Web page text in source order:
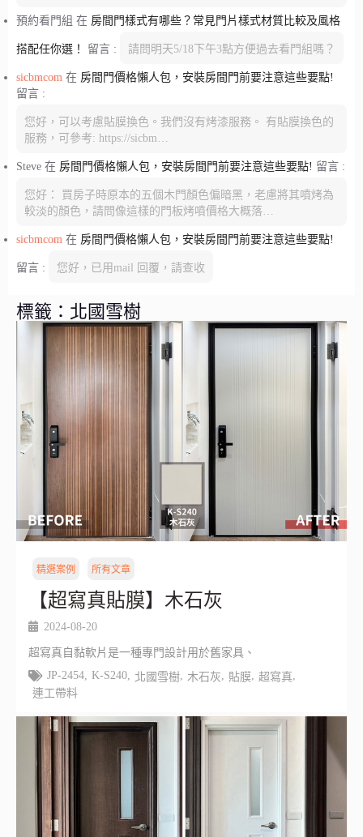
預約看門組 在 房間門樣式有哪些？常見門片樣式材質比較及風格
搭配任你選！ 留言 : 請問明天5/18下午3點方便過去看門組嗎？
sicbmcom 在 房間門價格懶人包，安裝房間門前要注意這些要點!
留言 :
您好，可以考慮貼膜換色。我們沒有烤漆服務。 有貼膜換色的
服務，可參考: https://sicbm…
Steve 在 房間門價格懶人包，安裝房間門前要注意這些要點! 留言 :
您好： 買房子時原本的五個木門顏色偏暗黑，老慮將其噴烤為
較淡的顏色，請問像這樣的門板烤噴價格大概落…
sicbmcom 在 房間門價格懶人包，安裝房間門前要注意這些要點!
留言 : 您好，已用mail 回覆，請查收
標籤：北國雪樹
精選案例 所有文章
【超寫真貼膜】木石灰
2024-08-20
超寫真自黏軟片是一種專門設計用於舊家具、
JP-2454, K-S240, 北國雪樹, 木石灰, 貼膜, 超寫真,
連工帶料